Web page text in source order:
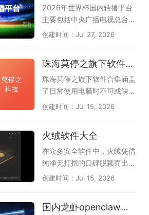
骨图、组织架构图、时间轴
等，还可智能分析文档、图
片、网页、音频，生成脑图大
纲，支持风格自动美化，让你
图，提升工作和学习效率，请
下载体验下，这是天极下载软
件专员精心为各位准备的，希
boardmix博思白板、Proces
nd树图。
打断思路的烦恼，尤其适合长
篇写作和需要盲打的办公场
景。如今主流的电脑五笔输入
步、五笔拼音混输等新功能，
大大降低了新用户的学习门
槛，也让老用户的重码体验更
几款口碑出色的电脑五笔输入
清爽简洁的QQ五笔、大词库
的万能五笔，以及微信输入
法、百度五笔、极品五笔等实
又顺手的那一款。
2026年世界杯国内转播平台
主要包括中央广播电视总台
（央视）、中国移动咪咕以及
和小红书获授新媒体转播权，
上海五星体育和广东体育频道
获授电视转播权。我们不仅可
以观看实时进行的比赛，还可
赛程，让我们可以更好的观
看、了解2026世界杯。
创建时间：Jul 27, 2026
珠海莫停之旗下软件合集
珠海莫停之旗下软件合集涵盖
了日常使用电脑时不可或缺的
几款高效工具，能一站式解决
ws优化大师帮助清理垃圾和
优化性能，让系统运行更流
畅；Win解压缩和Win看图王
让文件浏览和解压变得轻松便
和DLL系统修复工具则专门解
创建时间：Jul 15, 2026
火绒软件大全
在众多安全软件中，火绒凭借
纯净无打扰的口碑脱颖而出。
这份火绒软件大全汇聚了火绒
畅。《火绒安全软件》作为主
创建时间：Jul 15, 2026
国内龙虾openclaw软件合集